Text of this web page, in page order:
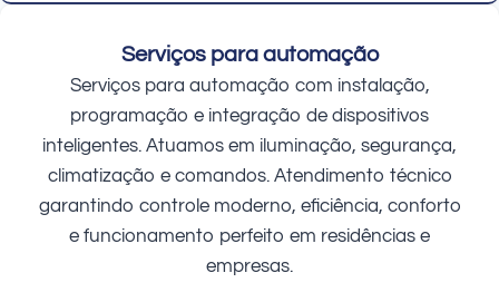
Serviços para automação
Serviços para automação com instalação,
programação e integração de dispositivos
inteligentes. Atuamos em iluminação, segurança,
climatização e comandos. Atendimento técnico
garantindo controle moderno, eficiência, conforto
e funcionamento perfeito em residências e
empresas.